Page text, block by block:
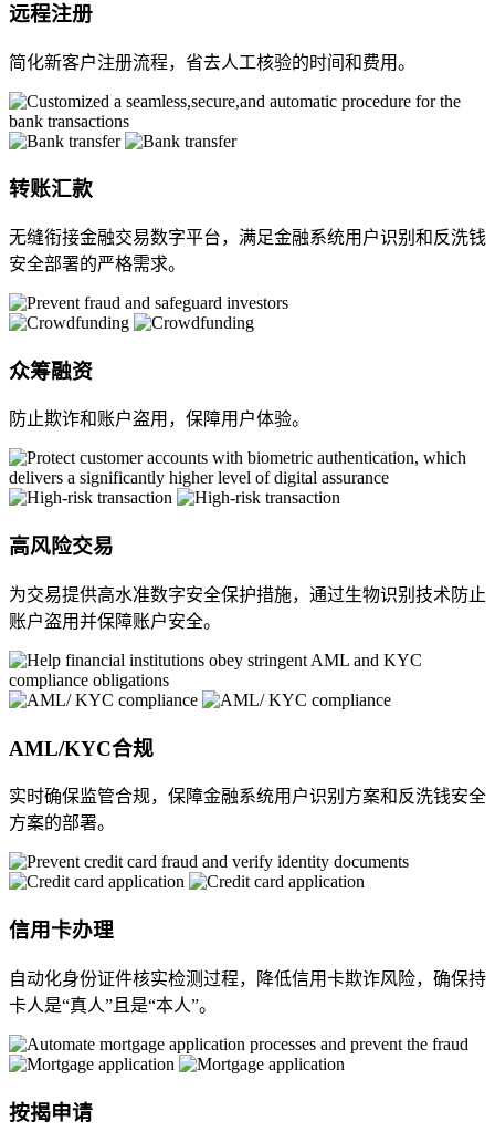
远程注册
简化新客户注册流程，省去人工核验的时间和费用。
转账汇款
无缝衔接金融交易数字平台，满足金融系统用户识别和反洗钱
安全部署的严格需求。
众筹融资
防止欺诈和账户盗用，保障用户体验。
高风险交易
为交易提供高水准数字安全保护措施，通过生物识别技术防止
账户盗用并保障账户安全。
AML/KYC合规
实时确保监管合规，保障金融系统用户识别方案和反洗钱安全
方案的部署。
信用卡办理
自动化身份证件核实检测过程，降低信用卡欺诈风险，确保持
卡人是“真人”且是“本人”。
按揭申请